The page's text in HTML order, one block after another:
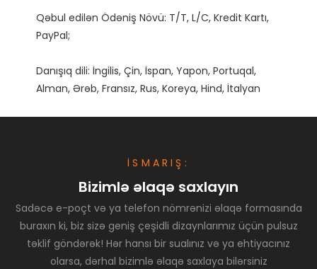
Qəbul edilən Ödəniş Növü: T/T, L/C, Kredit Kartı,
Danışıq dili: İngilis, Çin, İspan, Yapon, Portuqal,
İSMARIŞ:
Bizimlə əlaqə saxlayın
Sadəcə e-poçt və ya telefon nömrənizi əlaqə formasında
buraxın ki, biz sizə geniş çeşidli dizaynlarımız üçün pulsuz
təklif göndərək! Hər hansı bir sualınız və ya ehtiyacınız
olarsa, dərhal bizimlə əlaqə saxlaya bilərsiniz